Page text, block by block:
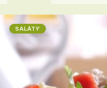
SALÁTY